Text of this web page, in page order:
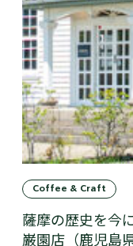
Coffee & Craft
薩摩の歴史を今
巌園店（鹿児島